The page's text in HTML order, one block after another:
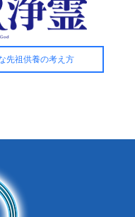
先祖供養の考え方